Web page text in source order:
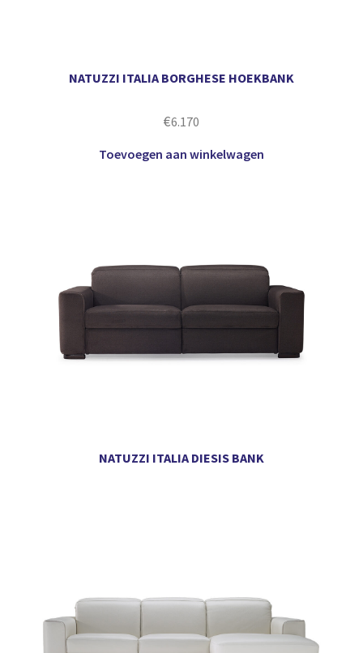
NATUZZI ITALIA BORGHESE HOEKBANK
€6.170
Toevoegen aan winkelwagen
NATUZZI ITALIA DIESIS BANK